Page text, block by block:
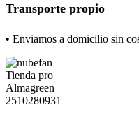
Transporte propio
• Enviamos a domicilio sin